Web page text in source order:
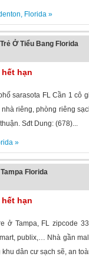
, Florida»
Ở Tiểu Bang Florida
hạn
sarasota FL Cần 1 cô
riêng, phòng riêng
Sđt Dung: (678)...
»
Florida
hạn
ở Tampa, FL zipcode
publix,… Nhà gần
dân cư sạch sẽ, an